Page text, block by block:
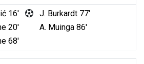
16'
20'
68'
J. Burkardt 77'
A. Muinga 86'